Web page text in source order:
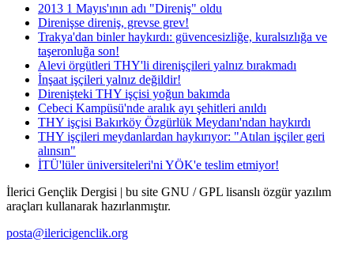
2013 1 Mayıs'ının adı "Direniş" oldu
Direnişse direniş, grevse grev!
Trakya'dan binler haykırdı: güvencesizliğe, kuralsızlığa ve
taşeronluğa son!
Alevi örgütleri THY'li direnişçileri yalnız bırakmadı
İnşaat işçileri yalnız değildir!
Direnişteki THY işçisi yoğun bakımda
Cebeci Kampüsü'nde aralık ayı şehitleri anıldı
THY işçisi Bakırköy Özgürlük Meydanı'ndan haykırdı
THY işçileri meydanlardan haykırıyor: "Atılan işçiler geri
alınsın"
İTÜ'lüler üniversiteleri'ni YÖK'e teslim etmiyor!
İlerici Gençlik Dergisi | bu site GNU / GPL lisanslı özgür yazılım
araçları kullanarak hazırlanmıştır.
posta@ilericigenclik.org